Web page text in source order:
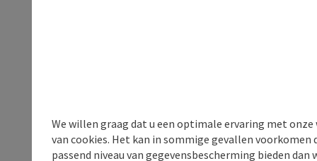
We willen graag dat u een optimale ervaring met
van cookies. Het kan in sommige gevallen voorkomen
passend niveau van gegevensbescherming bieden